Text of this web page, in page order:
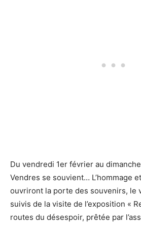
Du vendredi 1er février au
Vendres se souvient… L’hommage
ouvriront la porte des souvenirs, le
suivis de la visite de l’exposition «
routes du désespoir, prêtée par